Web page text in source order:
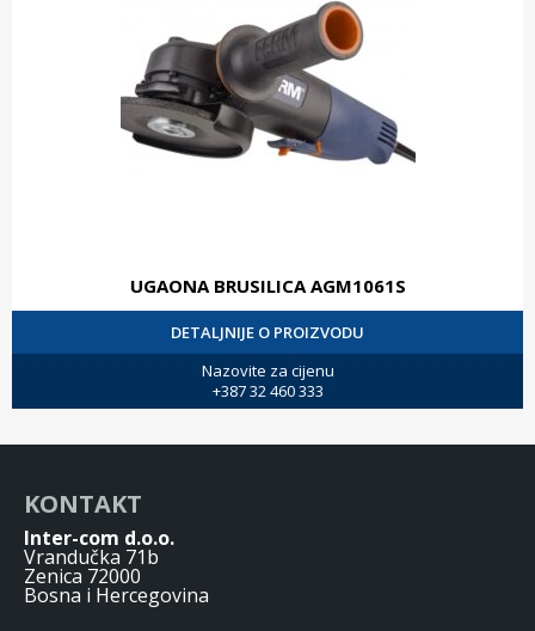
UGAONA BRUSILICA AGM1061S
DETALJNIJE O PROIZVODU
Nazovite za cijenu
+387 32 460 333
KONTAKT
Inter-com d.o.o.
Vrandučka 71b
Zenica 72000
Bosna i Hercegovina